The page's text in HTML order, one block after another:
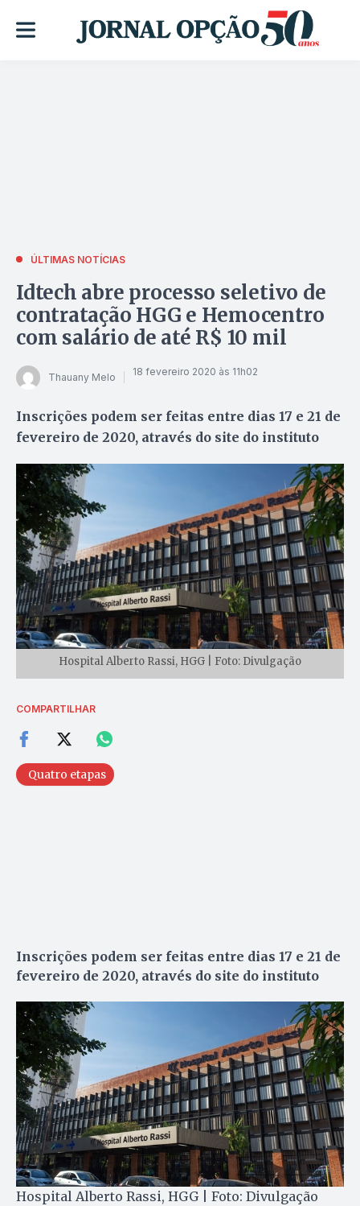
ÚLTIMAS NOTÍCIAS
Idtech abre processo seletivo de
contratação HGG e Hemocentro
com salário de até R$ 10 mil
Thauany Melo 18 fevereiro 2020 às 11h02
Inscrições podem ser feitas entre dias 17 e 21 de
fevereiro de 2020, através do site do instituto
Hospital Alberto Rassi, HGG | Foto: Divulgação
COMPARTILHAR
Quatro etapas
Inscrições podem ser feitas entre dias 17 e 21 de
fevereiro de 2020, através do site do instituto
Hospital Alberto Rassi, HGG | Foto: Divulgação